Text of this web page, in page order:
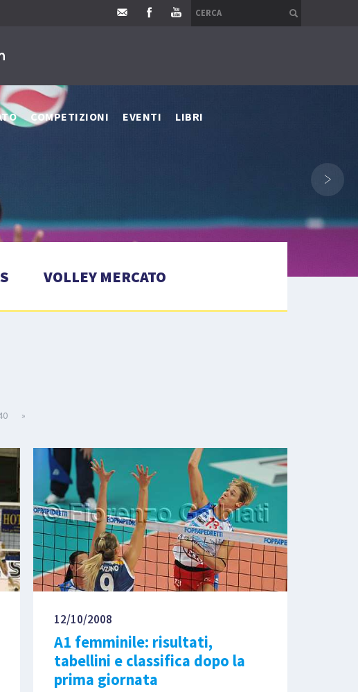
COMPETIZIONI EVENTI LIBRI
›
VOLLEY MERCATO
»
12/10/2008
A1 femminile: risultati,
tabellini e classifica dopo la
prima giornata